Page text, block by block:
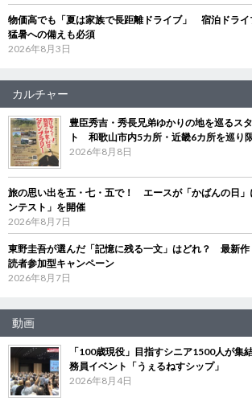
物価高でも「夏は家族で長距離ドライブ」 宿泊ドライ
猛暑への備えも必須
2026年8月3日
カルチャー
豊臣秀吉・秀長兄弟ゆかりの地を巡るス
ト 和歌山市内5カ所・近畿6カ所を巡り
2026年8月8日
旅の思い出を五・七・五で！ エースが「かばんの日」
ンテスト」を開催
2026年8月7日
東野圭吾が選んだ「記憶に残る一文」はどれ？ 最新作
読者参加型キャンペーン
2026年8月7日
動画
「100歳現役」目指すシニア1500人が
務員イベント「うぇるねすシップ」
2026年8月4日